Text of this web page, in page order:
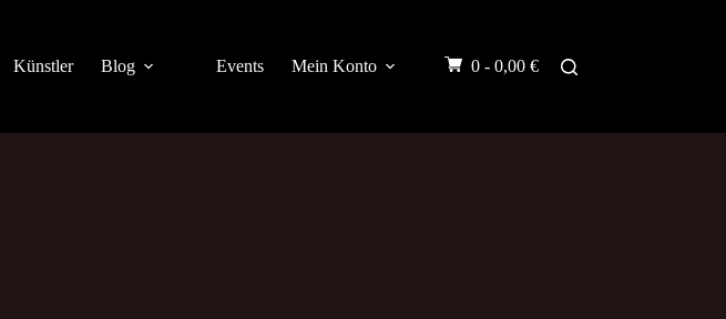
Künstler Blog Events Mein Konto 0 - 0,00 €